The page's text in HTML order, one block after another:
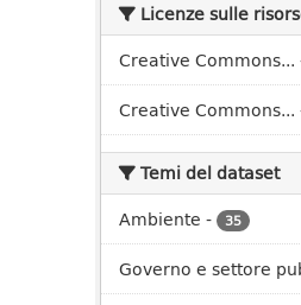
Licenze sulle
Creative Commons...
Creative Commons...
Temi del dataset
Ambiente - 35
Governo e settore